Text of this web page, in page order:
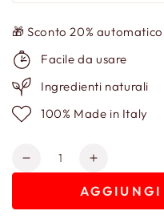
🎁 Sconto 20%
Facile da usare
Ingredienti naturali
100% Made in Italy
Quantità
Diminuisci
Aumenta
per